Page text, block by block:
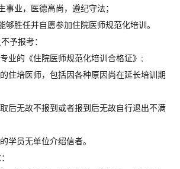
事业，医德高尚，遵纪守法；
够胜任并自愿参加住院医师规范化培训。
予报考：
业的《住院医师规范化培训合格证》;
住培医师，包括因各种原因尚在延长培训期
后无故不报到或者报到后无故自行退出不满
学员无单位介绍信者。